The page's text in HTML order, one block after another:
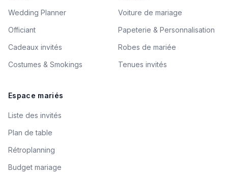
Wedding Planner
Voiture de mariage
Officiant
Papeterie & Personnalisation
Cadeaux invités
Robes de mariée
Costumes & Smokings
Tenues invités
Espace mariés
Liste des invités
Plan de table
Rétroplanning
Budget mariage